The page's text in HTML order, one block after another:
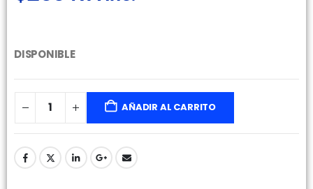
DISPONIBLE
AÑADIR AL CARRITO